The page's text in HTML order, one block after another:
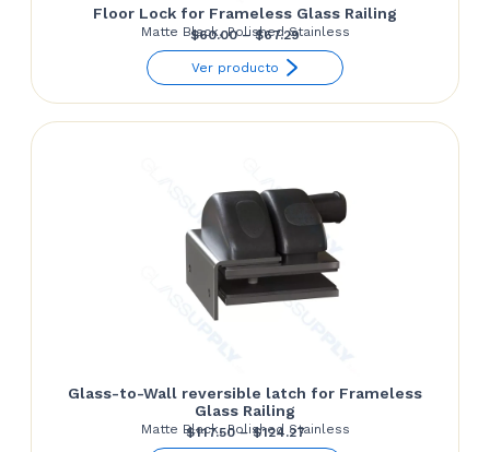
Floor Lock for Frameless Glass Railing
Matte Black, Polished Stainless
$60.00 – $67.29Price
range:
through
Ver producto
Glass-to-Wall reversible latch for Frameless
Glass Railing
Matte Black, Polished Stainless
$117.50 – $124.27Price